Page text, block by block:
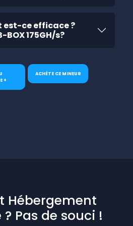
est-ce efficace ?
BOX 175GH/s?
+
ACHÈTE CE MINEUR
Hébergement
Pas de souci !